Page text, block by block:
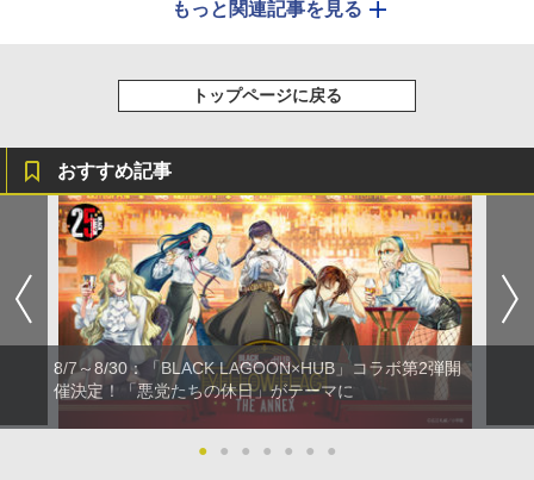
もっと関連記事を見る
トップページに戻る
おすすめ記事
8/7～8/30：「BLACK LAGOON×HUB」コラボ第2弾開
催決定！「悪党たちの休日」がテーマに
● ● ● ● ● ● ●